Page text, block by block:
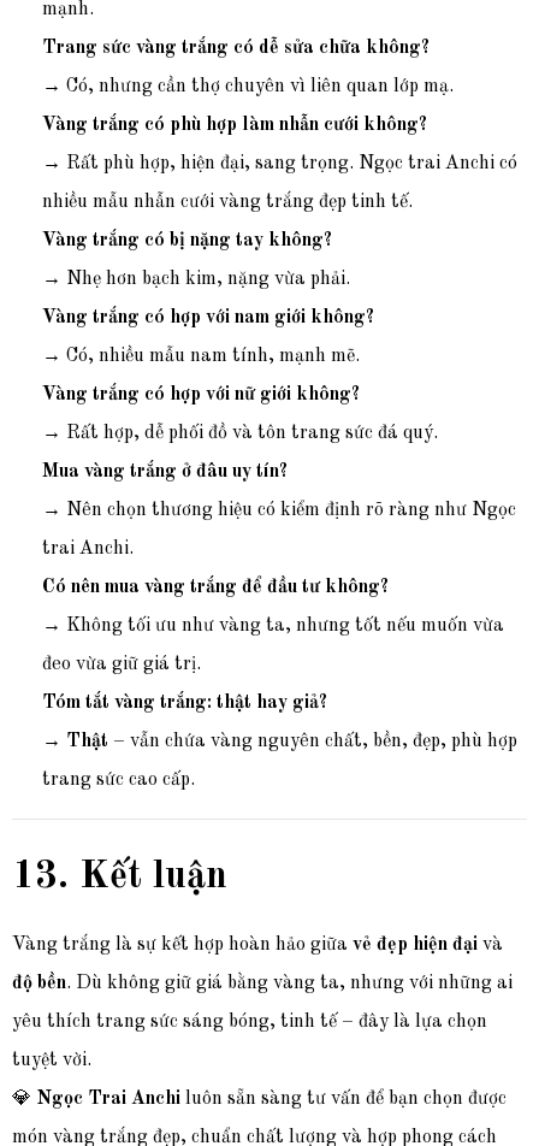
mạnh.
Trang sức vàng trắng có dễ sửa chữa không?
→ Có, nhưng cần thợ chuyên vì liên quan lớp mạ.
Vàng trắng có phù hợp làm nhẫn cưới không?
→ Rất phù hợp, hiện đại, sang trọng. Ngọc trai Anchi có
nhiều mẫu nhẫn cưới vàng trắng đẹp tinh tế.
Vàng trắng có bị nặng tay không?
→ Nhẹ hơn bạch kim, nặng vừa phải.
Vàng trắng có hợp với nam giới không?
→ Có, nhiều mẫu nam tính, mạnh mẽ.
Vàng trắng có hợp với nữ giới không?
→ Rất hợp, dễ phối đồ và tôn trang sức đá quý.
Mua vàng trắng ở đâu uy tín?
→ Nên chọn thương hiệu có kiểm định rõ ràng như Ngọc
trai Anchi.
Có nên mua vàng trắng để đầu tư không?
→ Không tối ưu như vàng ta, nhưng tốt nếu muốn vừa
đeo vừa giữ giá trị.
Tóm tắt vàng trắng: thật hay giả?
→ Thật – vẫn chứa vàng nguyên chất, bền, đẹp, phù hợp
trang sức cao cấp.
13. Kết luận
Vàng trắng là sự kết hợp hoàn hảo giữa vẻ đẹp hiện đại và
độ bền. Dù không giữ giá bằng vàng ta, nhưng với những ai
yêu thích trang sức sáng bóng, tinh tế – đây là lựa chọn
tuyệt vời.
💎 Ngọc Trai Anchi luôn sẵn sàng tư vấn để bạn chọn được
món vàng trắng đẹp, chuẩn chất lượng và hợp phong cách